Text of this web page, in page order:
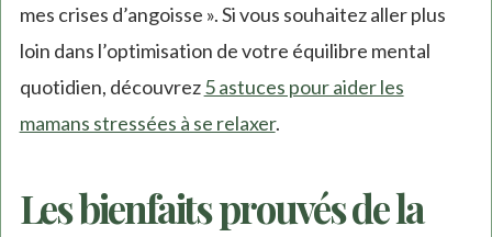
mes crises d’angoisse ». Si vous souhaitez aller plus
loin dans l’optimisation de votre équilibre mental
quotidien, découvrez5 astuces pour aider les
mamans stressées à se relaxer.
Les bienfaits prouvés de la